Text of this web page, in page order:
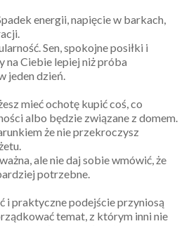
energii, napięcie w barkach,
Sen, spokojne posiłki i
na Ciebie lepiej niż próba
jeden dzień.
mieć ochotę kupić coś, co
albo będzie związane z domem.
że nie przekroczysz
ale nie daj sobie wmówić, że
potrzebne.
i praktyczne podejście przyniosą
temat, z którym inni nie